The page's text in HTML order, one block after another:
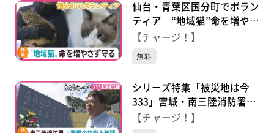
仙台・青葉区国分町でボラン
ティア “地域猫”命を増やさ
ず守る
【チャージ！】
無料
シリーズ特集「被災地は今
333」宮城・南三陸消防署の
元署員の男性 あの日の後悔
【チャージ！】